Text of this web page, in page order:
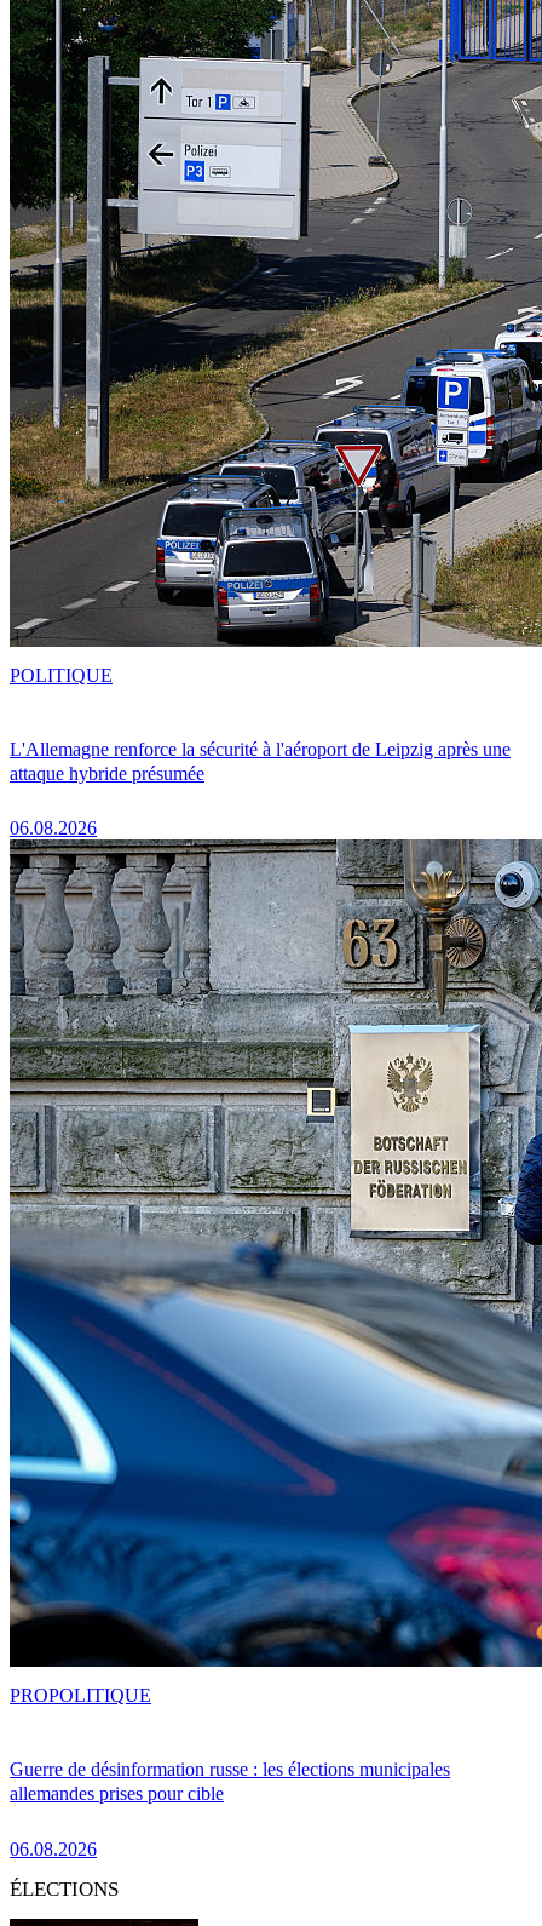
L'Allemagne renforce la sécurité à l'aéroport de Leipzig après une
attaque hybride présumée
06.08.2026
POLITIQUE
Guerre de désinformation russe : les élections municipales
allemandes prises pour cible
06.08.2026
PROPOLITIQUE
ÉLECTIONS